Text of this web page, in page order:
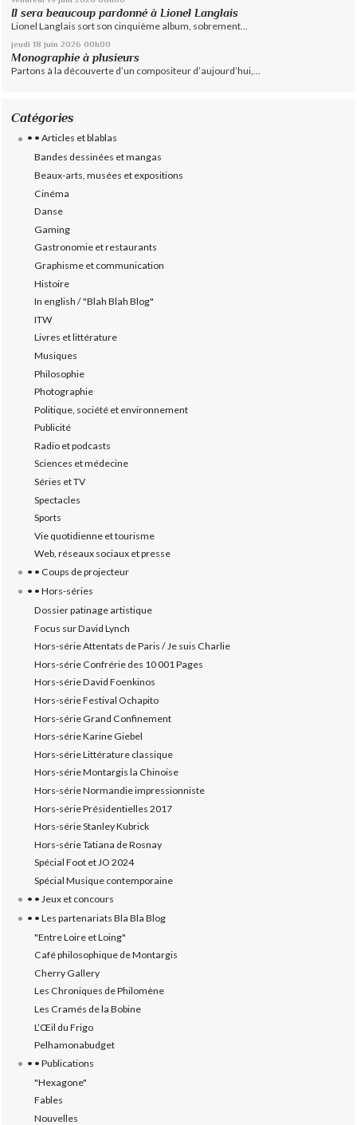
Il sera beaucoup pardonné à Lionel Langlais
Lionel Langlais sort son cinquième album, sobrement...
jeudi 18 juin 2026 00h00
Monographie à plusieurs
Partons à la découverte d’un compositeur d’aujourd’hui,...
Catégories
• • Articles et blablas
Bandes dessinées et mangas
Beaux-arts, musées et expositions
Cinéma
Danse
Gaming
Gastronomie et restaurants
Graphisme et communication
Histoire
In english / "Blah Blah Blog"
ITW
Livres et littérature
Musiques
Philosophie
Photographie
Politique, société et environnement
Publicité
Radio et podcasts
Sciences et médecine
Séries et TV
Spectacles
Sports
Vie quotidienne et tourisme
Web, réseaux sociaux et presse
• • Coups de projecteur
• • Hors-séries
Dossier patinage artistique
Focus sur David Lynch
Hors-série Attentats de Paris / Je suis Charlie
Hors-série Confrérie des 10 001 Pages
Hors-série David Foenkinos
Hors-série Festival Ochapito
Hors-série Grand Confinement
Hors-série Karine Giebel
Hors-série Littérature classique
Hors-série Montargis la Chinoise
Hors-série Normandie impressionniste
Hors-série Présidentielles 2017
Hors-série Stanley Kubrick
Hors-série Tatiana de Rosnay
Spécial Foot et JO 2024
Spécial Musique contemporaine
• • Jeux et concours
• • Les partenariats Bla Bla Blog
"Entre Loire et Loing"
Café philosophique de Montargis
Cherry Gallery
Les Chroniques de Philomène
Les Cramés de la Bobine
L’‎Œil du Frigo
Pelhamonabudget
• • Publications
"Hexagone"
Fables
Nouvelles